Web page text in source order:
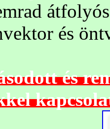
és
és